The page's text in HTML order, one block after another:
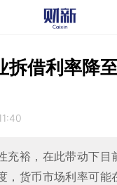
拆借利率降
充裕，在此带动下目
，货币市场利率可能